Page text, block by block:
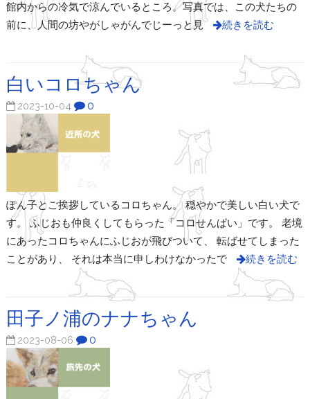
館内からの冷気で涼んでいるところ。写真では、この犬たちの
前に、人間の坊やがしゃがんでじーっと見
続きを読む
白いコロちゃん
2023-10-04 0
ぽん子とご挨拶しているコロちゃん。 穏やかで美しい白い犬で
す。 ふじおも仲良くしてもらった「コロせんぱい」です。 老境
にあったコロちゃんにふじおが飛びついて、 転ばせてしまった
ことがあり、 それは本当に申しわけなかったで
続きを読む
田子ノ浦のナナちゃん
2023-08-06 0